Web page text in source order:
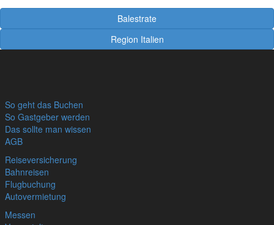
Balestrate
Region Italien
So geht das Buchen
So Gastgeber werden
Das sollte man wissen
AGB
Reiseversicherung
Bahnreisen
Flugbuchung
Autovermietung
Messen